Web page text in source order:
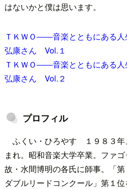
はないかと僕は思います。
ＴＫＷＯ――音楽とともにある
弘康さん Vol.１
ＴＫＷＯ――音楽とともにある
弘康さん Vol.２
プロフィル
ふくい・ひろやす １９８３年
まれ。昭和音楽大学卒業。ファゴ
故・水間博明の各氏に師事。「
ダブルリードコンクール」第１